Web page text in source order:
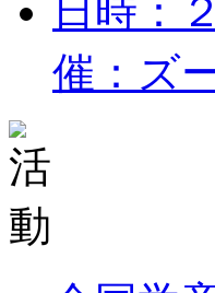
日時：
催：ズ